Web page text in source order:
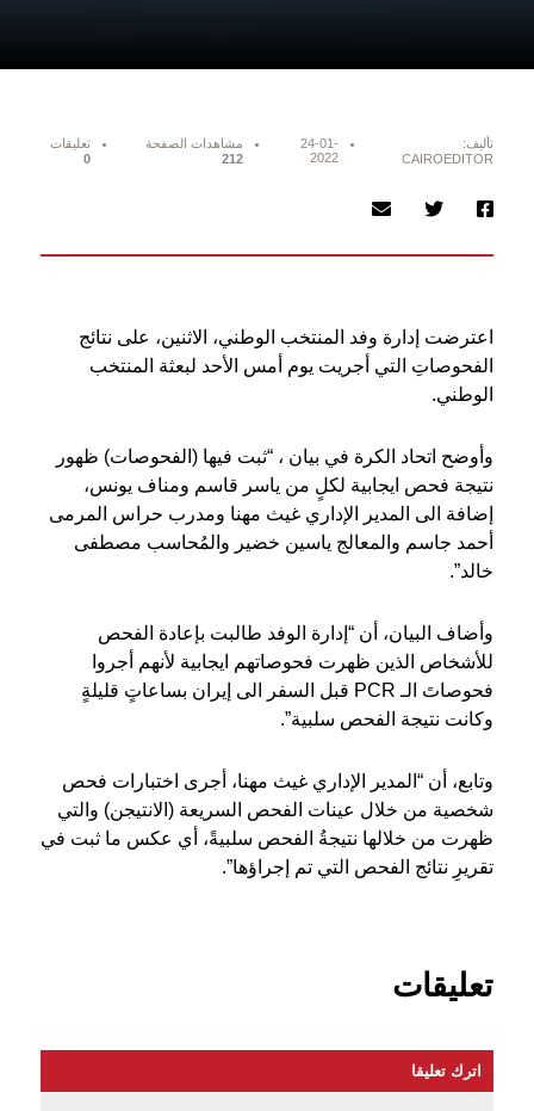
تأليف:
CAIROEDITOR
24-01-
2022
مشاهدات الصفحة
212
تعليقات
0
اعترضت إدارة وفد المنتخب الوطني، الاثنين، على نتائج
الفحوصاتِ التي أجريت يوم أمس الأحد لبعثة المنتخب
الوطني.
وأوضح اتحاد الكرة في بيان ، “ثبت فيها (الفحوصات) ظهور
نتيجة فحص ايجابية لكلٍ من ياسر قاسم ومناف يونس،
إضافة الى المدير الإداري غيث مهنا ومدرب حراس المرمى
أحمد جاسم والمعالج ياسين خضير والمُحاسب مصطفى
خالد”.
وأضاف البيان، أن “إدارة الوفد طالبت بإعادة الفحص
للأشخاص الذين ظهرت فحوصاتهم ايجابية لأنهم أجروا
فحوصاتَ الـ PCR قبل السفر الى إيران بساعاتٍ قليلةٍ
وكانت نتيجة الفحص سلبية”.
وتابع، أن “المدير الإداري غيث مهنا، أجرى اختبارات فحص
شخصية من خلال عينات الفحص السريعة (الانتيجن) والتي
ظهرت من خلالها نتيجةُ الفحص سلبيةً، أي عكس ما ثبت في
تقريرِ نتائج الفحص التي تم إجراؤها”.
تعليقات
اترك تعليقا